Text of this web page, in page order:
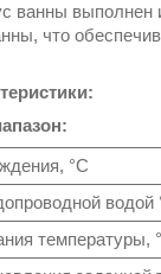
ванны выполнен
что
°С
водой
температуры,